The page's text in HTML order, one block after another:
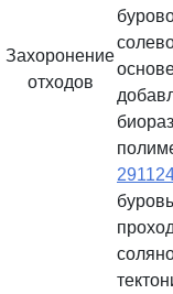
Захоронение
отходов